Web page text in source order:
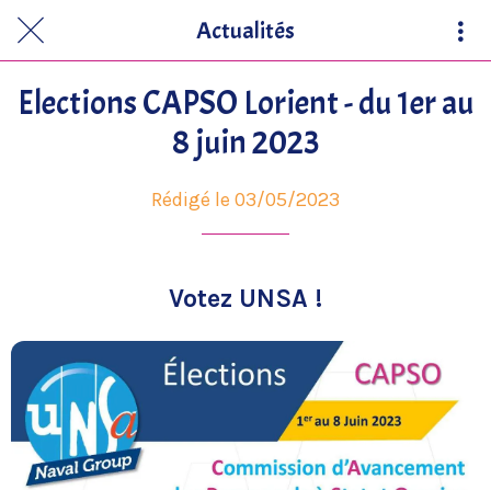
Actualités
Elections CAPSO Lorient - du 1er au
8 juin 2023
Rédigé le 03/05/2023
Votez UNSA !